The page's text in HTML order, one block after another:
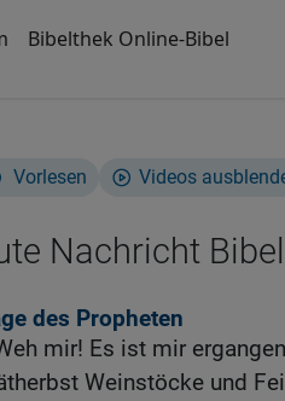
Bibelthek Online-Bibel
Vorlesen Videos
Nachricht
des Propheten
mir! Es ist mir
Weinstöcke und